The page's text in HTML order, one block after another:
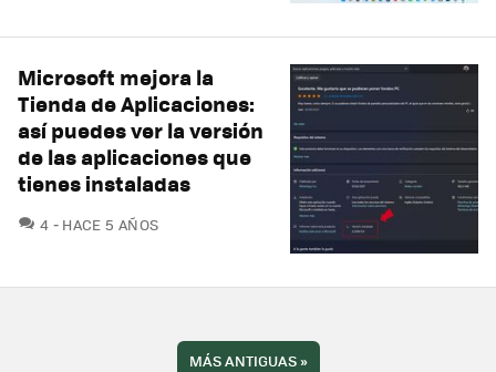
Microsoft mejora la
Tienda de Aplicaciones:
así puedes ver la versión
de las aplicaciones que
tienes instaladas
4 COMENTARIOS
HACE 5 AÑOS
MÁS ANTIGUAS»